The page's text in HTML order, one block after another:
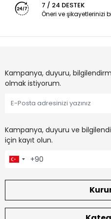
7 / 24 DESTEK
Öneri ve şikayetlerinizi
Kampanya, duyuru,
olmak istiyorum.
Kampanya, duyuru ve
için kayıt olun.